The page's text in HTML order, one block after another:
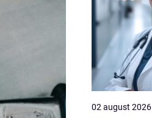
02 august 2026